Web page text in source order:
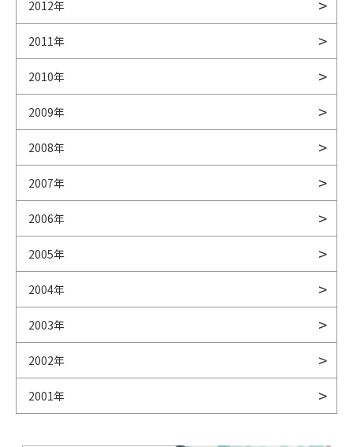
2012年
2011年
2010年
2009年
2008年
2007年
2006年
2005年
2004年
2003年
2002年
2001年